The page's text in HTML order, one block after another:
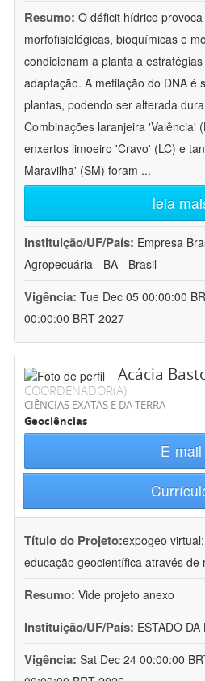
Resumo: O déficit hídrico
morfofisiológicas, bioquímicas e
condicionam a planta a
adaptação. A metilação do DNA é
plantas, podendo ser alterada
Combinações laranjeira 'Valência'
enxertos limoeiro 'Cravo' (LC) e
Maravilha' (SM) foram ...
leia
Instituição/UF/País: Empresa
Agropecuária - BA - Brasil
Vigência: Tue Dec 05 00:00:00
00:00:00 BRT 2027
Acácia
COORDENADOR(A)
CIÊNCIAS EXATAS E DA TERRA
Geociências
E-mail
Título do Projeto:expogeo
educação geocientífica através de
Resumo: Vide projeto anexo
Instituição/UF/País: ESTADO
Vigência: Sat Dec 24 00:00:00